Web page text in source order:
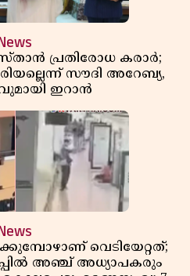
പ്രതിരോധ കരാർ;
സൗദി അറേബ്യ,
ഇറാൻ
വെടിയേറ്റത്;
അഞ്ച് അധ്യാപകരും